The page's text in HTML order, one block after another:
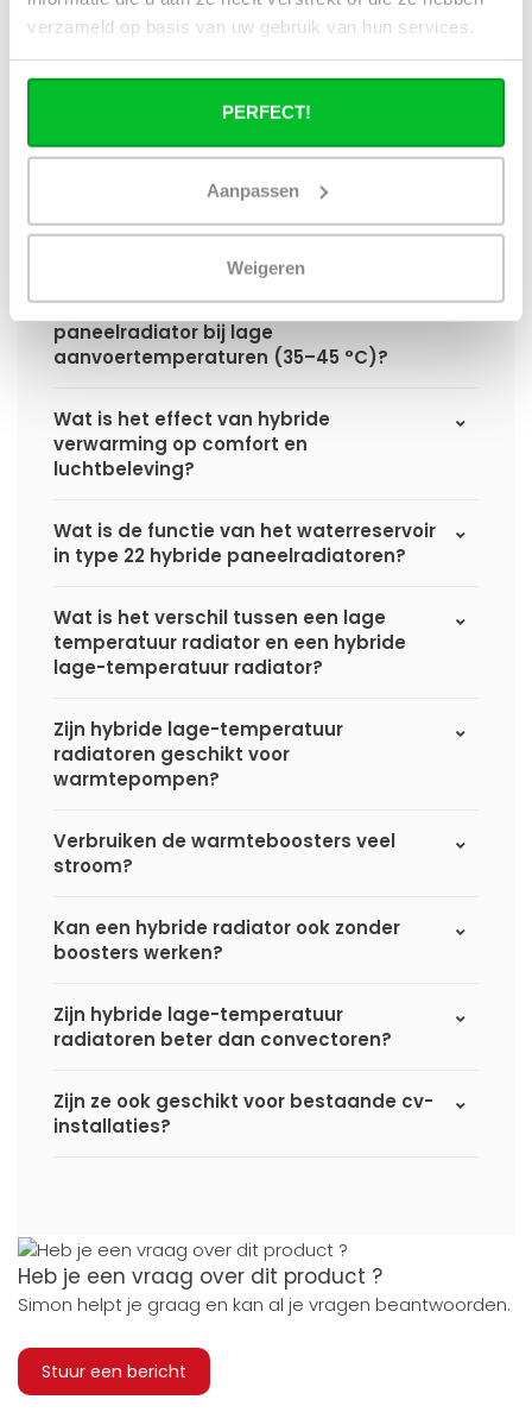
verzameld op basis van uw gebruik van hun services.
PERFECT!
Aanpassen
Weigeren
hybride paneelradiator ten opzichte van
Wat is het voordeel van geïntegreerde
radiatorventilatoren?
Waarom is een hybride paneelradiator
Hoe presteert een hybride
paneelradiator bij lage
aanvoertemperaturen (35–45 °C)?
Wat is het effect van hybride
verwarming op comfort en
luchtbeleving?
Wat is de functie van het waterreservoir
in type 22 hybride paneelradiatoren?
Wat is het verschil tussen een lage
temperatuur radiator en een hybride
lage-temperatuur radiator?
Zijn hybride lage-temperatuur
radiatoren geschikt voor
warmtepompen?
Verbruiken de warmteboosters veel
stroom?
Kan een hybride radiator ook zonder
boosters werken?
Zijn hybride lage-temperatuur
radiatoren beter dan convectoren?
Zijn ze ook geschikt voor bestaande cv-
installaties?
Heb je een vraag over dit product ?
Simon helpt je graag en kan al je vragen beantwoorden.
Stuur een bericht